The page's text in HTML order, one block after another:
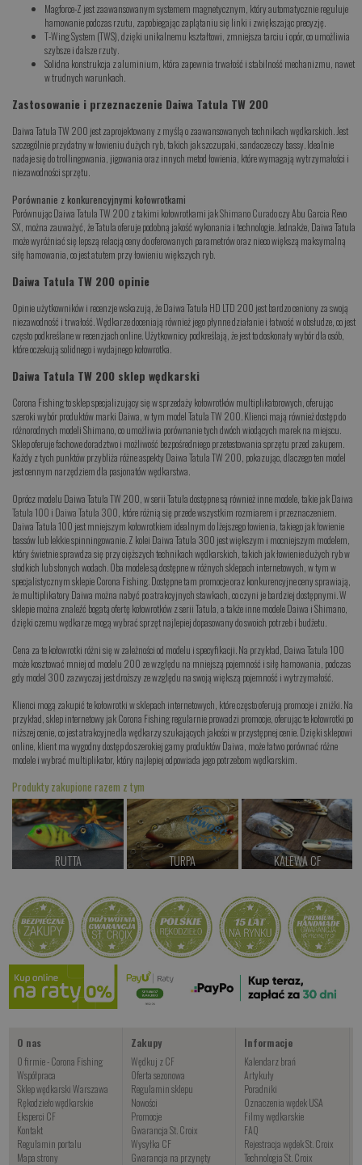
Magforce-Z jest zaawansowanym systemem magnetycznym, który automatycznie reguluje
hamowanie podczas rzutu, zapobiegając zaplątaniu się linki i zwiększając precyzję.
T-Wing System (TWS), dzięki unikalnemu kształtowi, zmniejsza tarciu i opór, co umożliwia
szybsze i dalsze rzuty.
Solidna konstrukcja z aluminium, która zapewnia trwałość i stabilność mechanizmu, nawet
w trudnych warunkach.
Zastosowanie i przeznaczenie Daiwa Tatula TW 200
Daiwa Tatula TW 200 jest zaprojektowany z myślą o zaawansowanych technikach wędkarskich. Jest
szczególnie przydatny w łowieniu dużych ryb, takich jak szczupaki, sandacze czy bassy. Idealnie
nadaje się do trollingowania, jigowania oraz innych metod łowienia, które wymagają wytrzymałości i
niezawodności sprzętu.
Porównanie z konkurencyjnymi kołowrotkami
Porównując Daiwa Tatula TW 200 z takimi kołowrotkami jakShimano Curadoczy Abu Garcia Revo
SX, można zauważyć, że Tatula oferuje podobną jakość wykonania i technologie. Jednakże, Daiwa Tatula
może wyróżniać się lepszą relacją ceny do oferowanych parametrów oraz nieco większą maksymalną
siłę hamowania, co jest atutem przy łowieniu większych ryb.
Daiwa Tatula TW 200 opinie
Opinie użytkowników i recenzje wskazują, że Daiwa Tatula HD LTD 200 jest bardzo ceniony za swoją
niezawodność i trwałość. Wędkarze doceniają również jego płynne działanie i łatwość w obsłudze, co jest
często podkreślane w recenzjach online. Użytkownicy podkreślają, że jest to doskonały wybór dla osób,
które oczekują solidnego i wydajnego kołowrotka.
Daiwa Tatula TW 200 sklep wędkarski
Corona Fishing to sklep specjalizujący się w sprzedaży kołowrotków multiplikatorowych, oferując
szeroki wybór produktów marki Daiwa, w tym model Tatula TW 200. Klienci mają również dostęp do
różnorodnych modeli Shimano, co umożliwia porównanie tych dwóch wiodących marek na miejscu.
Sklep oferuje fachowe doradztwo i możliwość bezpośredniego przetestowania sprzętu przed zakupem.
Każdy z tych punktów przybliża różne aspekty Daiwa Tatula TW 200, pokazując, dlaczego ten model
jest cennym narzędziem dla pasjonatów wędkarstwa.
Oprócz modelu Daiwa Tatula TW 200, w serii Tatula dostępne są również inne modele, takie jakDaiwa
Tatula 100 i Daiwa Tatula 300 , które różnią się przede wszystkim rozmiarem i przeznaczeniem.
Daiwa Tatula 100 jest mniejszym kołowrotkiem idealnym do lżejszego łowienia, takiego jak łowienie
bassów lub lekkie spinningowanie. Z kolei Daiwa Tatula 300 jest większym i mocniejszym modelem,
który świetnie sprawdza się przy cięższych technikach wędkarskich, takich jak łowienie dużych ryb w
słodkich lub słonych wodach. Oba modele są dostępne w różnych sklepach internetowych, w tym w
specjalistycznym sklepie Corona Fishing. Dostępne tam promocje oraz konkurencyjne ceny sprawiają,
że multiplikatory Daiwa można nabyć po atrakcyjnych stawkach, co czyni je bardziej dostępnymi. W
sklepie można znaleźć bogatą ofertę kołowrotków z serii Tatula, a także inne modele Daiwa i Shimano,
dzięki czemu wędkarze mogą wybrać sprzęt najlepiej dopasowany do swoich potrzeb i budżetu.
Cena za te kołowrotki różni się w zależności od modelu i specyfikacji. Na przykład, Daiwa Tatula 100
może kosztować mniej od modelu 200 ze względu na mniejszą pojemność i siłę hamowania, podczas
gdy model 300 zazwyczaj jest droższy ze względu na swoją większą pojemność i wytrzymałość.
Klienci mogą zakupić te kołowrotki w sklepach internetowych, które często oferują promocje i zniżki. Na
przykład, sklep internetowy jak Corona Fishing regularnie prowadzi promocje, oferując te kołowrotki po
niższej cenie, co jest atrakcyjne dla wędkarzy szukających jakości w przystępnej cenie. Dzięki sklepowi
online, klient ma wygodny dostęp do szerokiej gamy produktów Daiwa, może łatwo porównać różne
modele i wybrać multiplikator, który najlepiej odpowiada jego potrzebom wędkarskim.
Produkty zakupione razem z tym
RUTTA
Kup teraz >
TURPA
Kup teraz >
KALEWA CF
Kup teraz >
Abor
od 87.00 PLN
Kup teraz >
O nas
O firmie - Corona Fishing
Współpraca
Sklep wędkarski Warszawa
Rękodzieło wędkarskie
Eksperci CF
Kontakt
Regulamin portalu
Mapa strony
Zakupy
Wędkuj z CF
Oferta sezonowa
Regulamin sklepu
Nowości
Promocje
Gwarancja St. Croix
Wysyłka CF
Gwarancja na przynęty
Informacje
Kalendarz brań
Artykuły
Poradniki
Oznaczenia wędek USA
Filmy wędkarskie
FAQ
Rejestracja wędek St. Croix
Technologia St. Croix